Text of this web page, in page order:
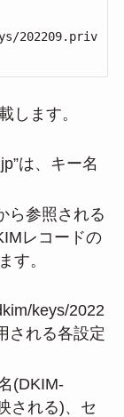
202209.priv
します。
は、キー名
ら参照される
レコードの
す。
keys/2022
される各設定
(DKIM-
される)、セ